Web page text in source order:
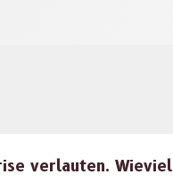
ver­laut­en. Wieviel